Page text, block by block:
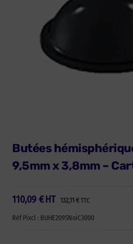
Butées
9,5mm x 3,8mm –
110,09 € 132,11 € TTC
HT
Réf Pixcl : BUHE2095NoiC3000